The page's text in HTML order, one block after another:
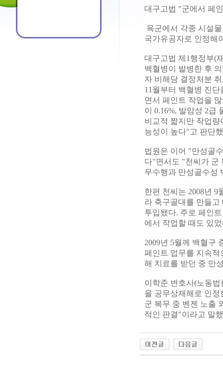
대구고법 "군에서 페
육군에서 각종 시설
국가유공자로 인정해
대구고법 제1행정부(
백혈병이 발병한 후
자 비해당 결정처분
11월부터 백혈병 진
면서 페인트 작업을
이 0.16%, 발암성 2급
비교적 짧지만 작업
능성이 높다"고 판단
법원은 이어 "만성골
다"면서도 "천씨가 군
무수행과 만성골수성
한편 천씨는 2008년
라 축구골대를 만들고
투입됐다. 주로 페인
에서 작업할 때도 있
2009년 5월께 백혈구
페인트 업무를 지속적
해 치료를 받던 중 만
이학준 변호사(노동
을 공무상재해로 인
군 복무 중 벤젠 노출
적인 판결"이라고 말